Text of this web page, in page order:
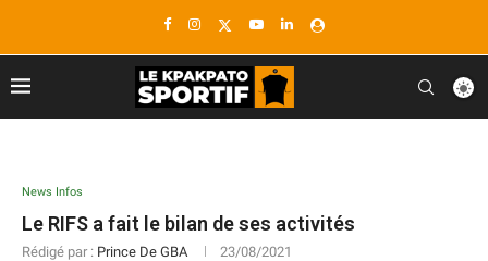
News Infos
Le RIFS a fait le bilan de ses activités
Rédigé par : Prince De GBA 23/08/2021